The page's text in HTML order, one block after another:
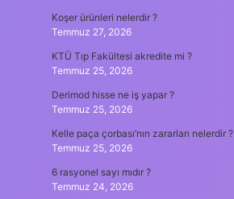
Koşer ürünleri nelerdir ?
Temmuz 27, 2026
KTÜ Tıp Fakültesi akredite mi ?
Temmuz 25, 2026
Derimod hisse ne iş yapar ?
Temmuz 25, 2026
Kelle paça çorbası’nın zararları nelerdir ?
Temmuz 25, 2026
6 rasyonel sayı mıdır ?
Temmuz 24, 2026